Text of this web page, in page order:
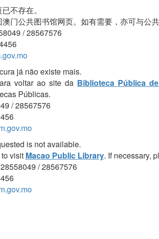
不存在。
澳门公共图书馆网页。如有需要，亦可与公
/ 28567576
já não existe mais.
voltar ao site da Biblioteca Pública
Públicas.
/ 28567576
is not available.
visit Macao Public Library. If necessary,
/ 28567576